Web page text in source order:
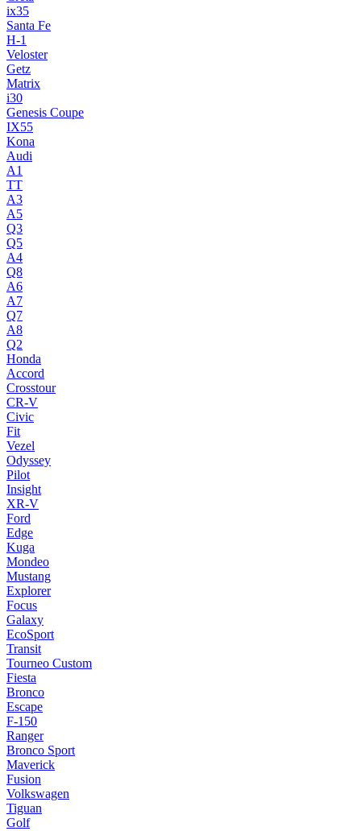
ix35
Santa Fe
H-1
Veloster
Getz
Matrix
i30
Genesis Coupe
IX55
Kona
Audi
A1
TT
A3
A5
Q3
Q5
A4
Q8
A6
A7
Q7
A8
Q2
Honda
Accord
Crosstour
CR-V
Civic
Fit
Vezel
Odyssey
Pilot
Insight
XR-V
Ford
Edge
Kuga
Mondeo
Mustang
Explorer
Focus
Galaxy
EcoSport
Transit
Tourneo Custom
Fiesta
Bronco
Escape
F-150
Ranger
Bronco Sport
Maverick
Fusion
Volkswagen
Tiguan
Golf